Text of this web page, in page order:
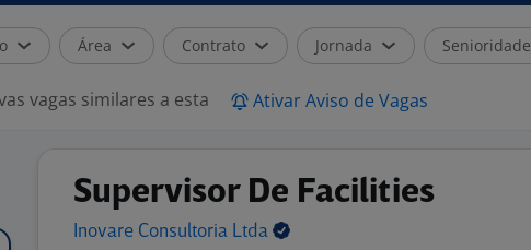
Área Contrato Jornada Senioridade
vagas similares a esta Ativar Aviso de Vagas
Supervisor De Facilities
Inovare Consultoria Ltda